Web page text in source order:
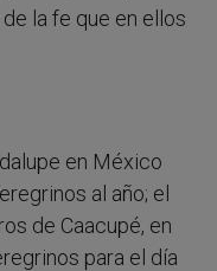
la fe que en ellos
en México
al año; el
de Caacupé, en
para el día